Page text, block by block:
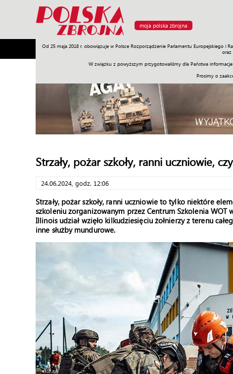
moja polska zbrojna
Od 25 maja 2018 r. obowiązuje w Polsce Rozporządzenie Parlamentu Europejskiego i
oraz
W związku z powyższym przygotowaliśmy dla Państwa
Prosimy o
Armia Poligon Sprzęt Misje Polityka Prawo
Strzały, pożar szkoły, ranni uczniowie,
24.06.2024, godz. 12:06
Strzały, pożar szkoły, ranni uczniowie to tylko niektóre
szkoleniu zorganizowanym przez Centrum Szkolenia
Illinois udział wzięło kilkudziesięciu żołnierzy z terenu
inne służby mundurowe.